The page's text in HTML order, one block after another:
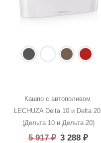
Кашпо с автополивом
LECHUZA Delta 10 и Delta 20
(Дельта 10 и Дельта 20)
5 917₽ 3 288₽